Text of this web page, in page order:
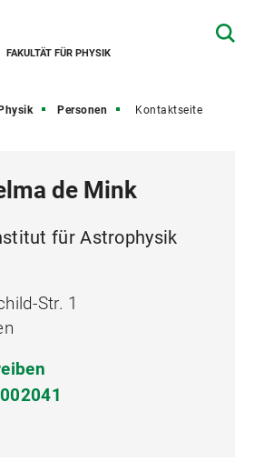
FAKULTÄT FÜR PHYSIK
Personen Kontaktseite
de Mink
für Astrophysik
Str. 1